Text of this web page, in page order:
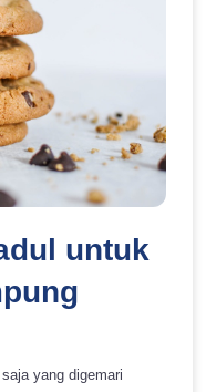
untuk
yang digemari